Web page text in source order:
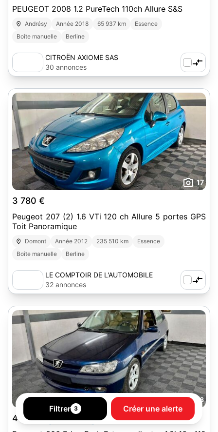
PEUGEOT 2008 1.2 PureTech 110ch Allure S&S
Andrésy Année 2018 65 937 km
Essence
Boîte manuelle
Berline
CITROËN AXIOME SAS
30 annonces
17
3 780 €
Peugeot 207 (2) 1.6 VTi 120 ch Allure 5 portes GPS
Toit Panoramique
Domont Année 2012 235 510 km
Essence
Boîte manuelle
Berline
LE COMPTOIR DE L'AUTOMOBILE
32 annonces
16
4 980 €
Filtrer 3 Créer une alerte